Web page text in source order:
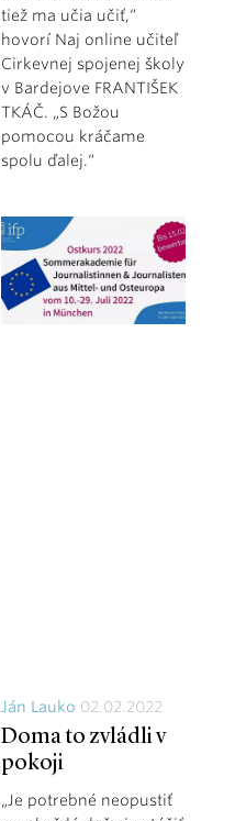
tiež ma učia učiť,“
hovorí Naj online učiteľ
Cirkevnej spojenej školy
v Bardejove FRANTIŠEK
TKÁČ. „S Božou
pomocou kráčame
spolu ďalej.“
Ján Lauko 02.02.2022
Doma to zvládli v
pokoji
„Je potrebné neopustiť